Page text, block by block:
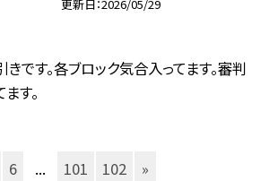
更新日 2026/05/29
です。各ブロック気合入ってます。審判
す。
6 ... 101 102 »